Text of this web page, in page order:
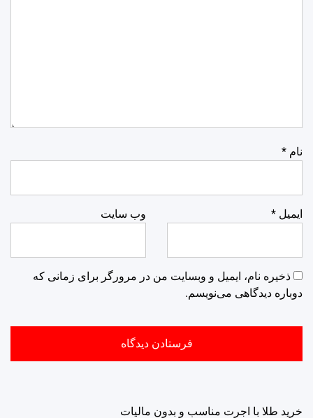
نام *
ایمیل * وب‌ سایت
ذخیره نام، ایمیل و وبسایت من در مرورگر برای زمانی که
دوباره دیدگاهی می‌نویسم.
خرید طلا با اجرت مناسب و بدون مالیات